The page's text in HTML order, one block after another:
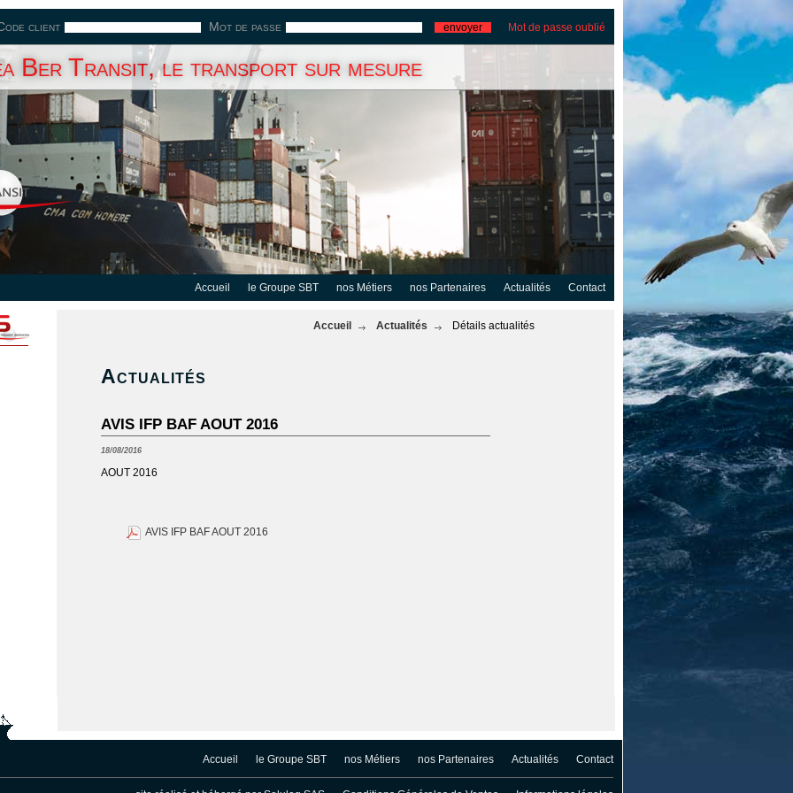
client Mot de passe Mot de passe oublié
Contact
Actualités
nos Partenaires
nos Métiers
le Groupe SBT
Accueil
Ber Transit, le transport sur mesure
Accueil Actualités Détails actualités
Actualités
AVIS IFP BAF AOUT 2016
18/08/2016
AOUT 2016
AVIS IFP BAF AOUT 2016
Contact
Actualités
nos Partenaires
nos Métiers
le Groupe SBT
Accueil